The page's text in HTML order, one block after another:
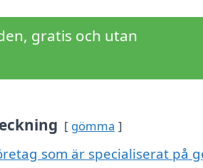
gratis och utan
gömma
som är specialiserat på